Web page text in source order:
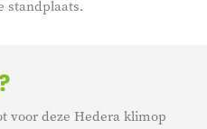
voor deze Hedera klimop
standplaats.